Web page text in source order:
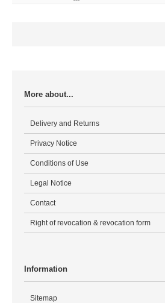
More about...
Delivery and Returns
Privacy Notice
Conditions of Use
Legal Notice
Contact
Right of revocation & revocation form
Information
Sitemap